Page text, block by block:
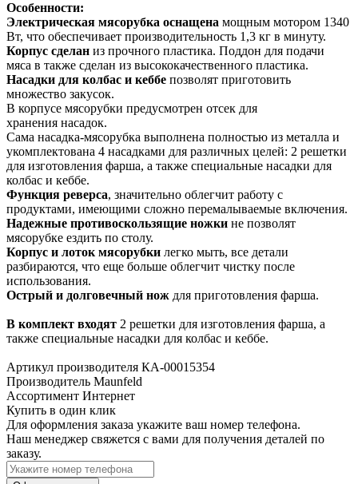
Особенности:
Электрическая мясорубка оснащена мощным мотором 1340
Вт, что обеспечивает производительность 1,3 кг в минуту.
Корпус сделан из прочного пластика. Поддон для подачи
мяса в также сделан из высококачественного пластика.
Насадки для колбас и кеббе позволят приготовить
множество закусок.
В корпусе мясорубки предусмотрен отсек для
хранения насадок.
Сама насадка-мясорубка выполнена полностью из металла и
укомплектована 4 насадками для различных целей: 2 решетки
для изготовления фарша, а также специальные насадки для
колбас и кеббе.
Функция реверса, значительно облегчит работу с
продуктами, имеющими сложно перемалываемые включения.
Надежные противоскользящие ножки не позволят
мясорубке ездить по столу.
Корпус и лоток мясорубки легко мыть, все детали
разбираются, что еще больше облегчит чистку после
использования.
Острый и долговечный нож для приготовления фарша.
В комплект входят 2 решетки для изготовления фарша, а
также специальные насадки для колбас и кеббе.
Артикул производителя КА-00015354
Производитель Maunfeld
Ассортимент Интернет
Купить в один клик
Для оформления заказа укажите ваш номер телефона.
Наш менеджер свяжется с вами для получения деталей по
заказу.